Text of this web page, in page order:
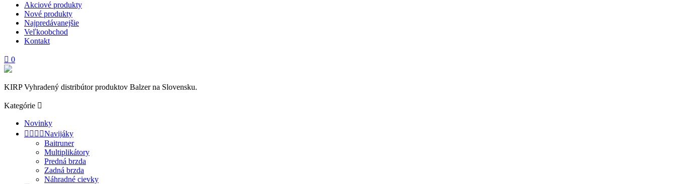
Akciové produkty
Nové produkty
Najpredávanejšie
Veľkoobchod
Kontakt
 0
KIRP Vyhradený distribútor produktov Balzer na Slovensku.
Kategórie 
Novinky
   Navijáky
Baitruner
Multiplikátory
Predná brzda
Zadná brzda
Náhradné cievky